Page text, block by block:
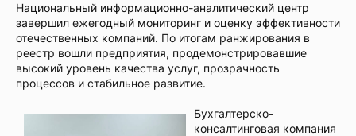
Национальный информационно-аналитический центр
завершил ежегодный мониторинг и оценку эффективности
отечественных компаний. По итогам ранжирования в
реестр вошли предприятия, продемонстрировавшие
высокий уровень качества услуг, прозрачность
процессов и стабильное развитие.
Бухгалтерско-
консалтинговая компания